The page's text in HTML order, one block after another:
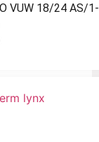
VUW 18/24 AS/